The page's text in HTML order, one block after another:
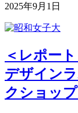
2025年9月1日
＜レポー
デザイン
クショップ